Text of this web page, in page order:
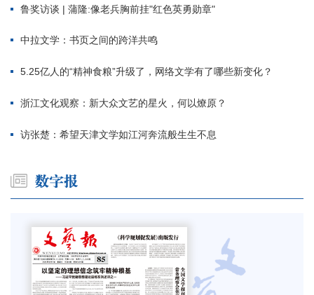
鲁奖访谈 | 蒲隆:像老兵胸前挂"红色英勇勋章"
中拉文学：书页之间的跨洋共鸣
5.25亿人的“精神食粮”升级了，网络文学有了哪些新变化？
浙江文化观察：新大众文艺的星火，何以燎原？
访张楚：希望天津文学如江河奔流般生生不息